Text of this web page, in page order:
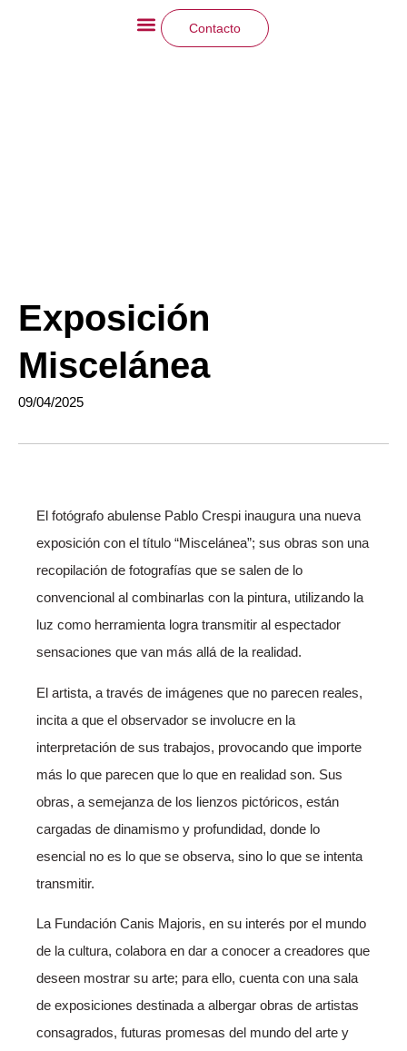
Contacto
Exposición
Miscelánea
09/04/2025
El fotógrafo abulense Pablo Crespi inaugura una nueva
exposición con el título “Miscelánea”; sus obras son una
recopilación de fotografías que se salen de lo
convencional al combinarlas con la pintura, utilizando la
luz como herramienta logra transmitir al espectador
sensaciones que van más allá de la realidad.
El artista, a través de imágenes que no parecen reales,
incita a que el observador se involucre en la
interpretación de sus trabajos, provocando que importe
más lo que parecen que lo que en realidad son. Sus
obras, a semejanza de los lienzos pictóricos, están
cargadas de dinamismo y profundidad, donde lo
esencial no es lo que se observa, sino lo que se intenta
transmitir.
La Fundación Canis Majoris, en su interés por el mundo
de la cultura, colabora en dar a conocer a creadores que
deseen mostrar su arte; para ello, cuenta con una sala
de exposiciones destinada a albergar obras de artistas
consagrados, futuras promesas del mundo del arte y